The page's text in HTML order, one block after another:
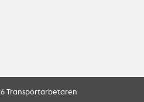
Transportarbetaren